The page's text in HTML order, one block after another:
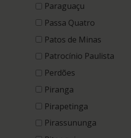
Paraguaçu
Passa Quatro
Patos de Minas
Patrocínio Paulista
Perdões
Piranga
Pirapetinga
Pirassununga